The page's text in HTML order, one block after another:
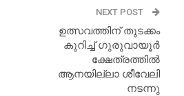
NEXT POST
ഉത്സവത്തിന് തുടക്കം
കുറിച്ച് ഗുരുവായൂർ
ക്ഷേത്രത്തിൽ
ആനയില്ലാ ശീവേലി
നടന്നു